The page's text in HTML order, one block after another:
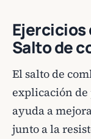
Ejercicios
Salto de
El salto de
explicación de
ayuda a
junto a la